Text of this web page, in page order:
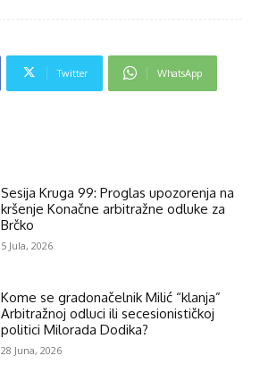
Twitter WhatsApp
Sesija Kruga 99: Proglas upozorenja na
kršenje Konačne arbitražne odluke za
Brčko
5 Jula, 2026
Kome se gradonačelnik Milić “klanja”
Arbitražnoj odluci ili secesionističkoj
politici Milorada Dodika?
28 Juna, 2026